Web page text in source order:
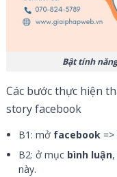
Bật tính
Các bước thực hiện
story facebook
B1: mở facebook =>
B2: ở mục bình luận
này.